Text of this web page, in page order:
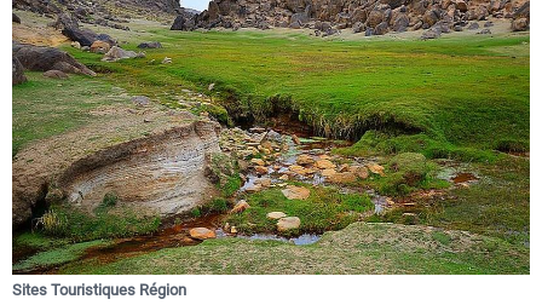
Sites Touristiques Région